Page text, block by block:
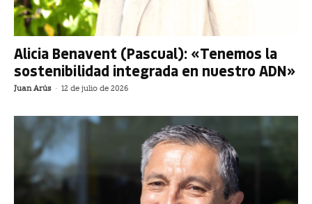
Alicia Benavent (Pascual): «Tenemos la
sostenibilidad integrada en nuestro ADN»
Juan Arús - 12 de julio de 2026